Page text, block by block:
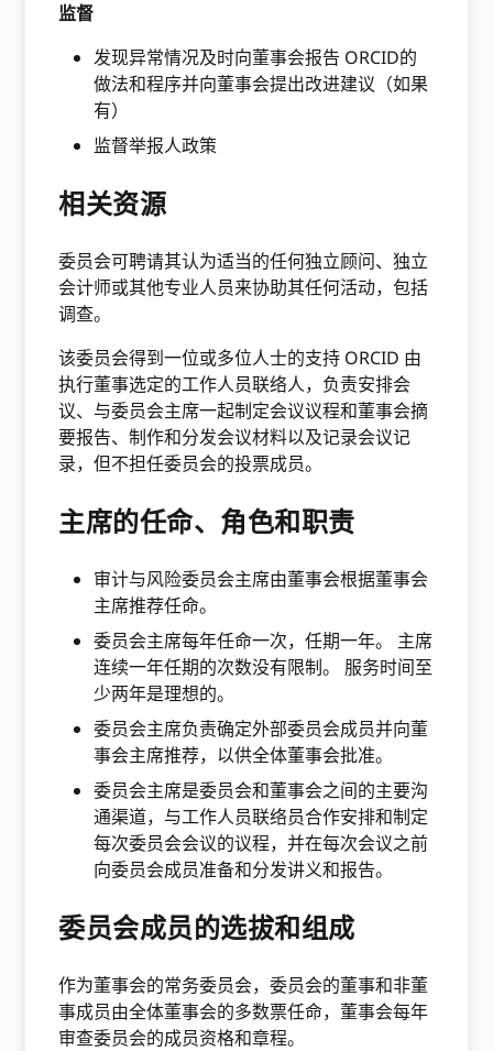
监督
发现异常情况及时向董事会报告 ORCID的
做法和程序并向董事会提出改进建议（如果
有）
监督举报人政策
相关资源
委员会可聘请其认为适当的任何独立顾问、独立
会计师或其他专业人员来协助其任何活动，包括
调查。
该委员会得到一位或多位人士的支持 ORCID 由
执行董事选定的工作人员联络人，负责安排会
议、与委员会主席一起制定会议议程和董事会摘
要报告、制作和分发会议材料以及记录会议记
录，但不担任委员会的投票成员。
主席的任命、角色和职责
审计与风险委员会主席由董事会根据董事会
主席推荐任命。
委员会主席每年任命一次，任期一年。 主席
连续一年任期的次数没有限制。 服务时间至
少两年是理想的。
委员会主席负责确定外部委员会成员并向董
事会主席推荐，以供全体董事会批准。
委员会主席是委员会和董事会之间的主要沟
通渠道，与工作人员联络员合作安排和制定
每次委员会会议的议程，并在每次会议之前
向委员会成员准备和分发讲义和报告。
委员会成员的选拔和组成
作为董事会的常务委员会，委员会的董事和非董
事成员由全体董事会的多数票任命，董事会每年
审查委员会的成员资格和章程。